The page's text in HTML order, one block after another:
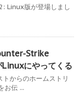
Linux版が登場しまし
Strike
にやってくる
からのホームストリ
お伝 ...